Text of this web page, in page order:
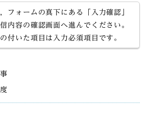
フォームの真下にある「入力確認」
内容の確認画面へ進んでください。
付いた項目は入力必須項目です。